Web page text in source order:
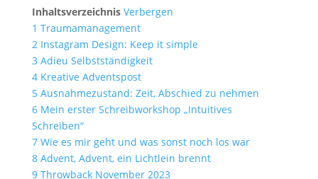
Inhaltsverzeichnis Verbergen
1 Traumamanagement
2 Instagram Design: Keep it simple
3 Adieu Selbstständigkeit
4 Kreative Adventspost
5 Ausnahmezustand: Zeit, Abschied zu nehmen
6 Mein erster Schreibworkshop „Intuitives
Schreiben“
7 Wie es mir geht und was sonst noch los war
8 Advent, Advent, ein Lichtlein brennt
9 Throwback November 2023